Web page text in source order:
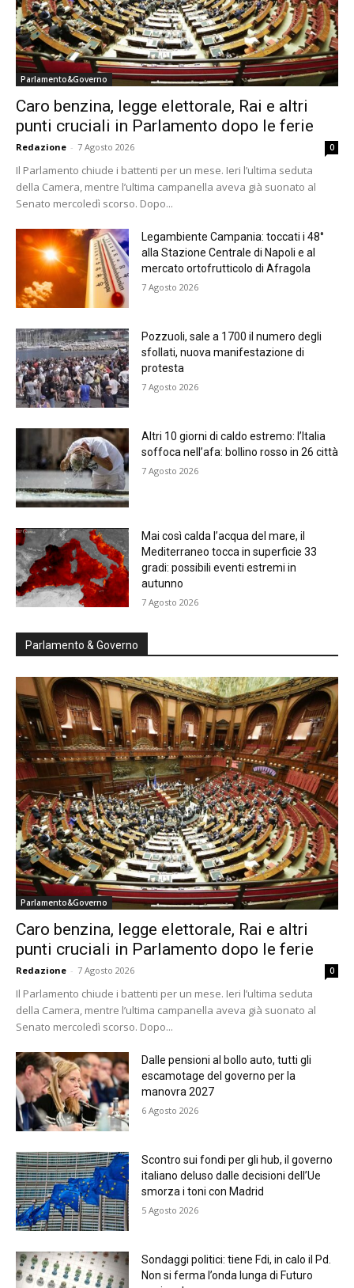
Parlamento&Governo
Caro benzina, legge elettorale, Rai e altri
punti cruciali in Parlamento dopo le ferie
Redazione - 7 Agosto 2026 0
Il Parlamento chiude i battenti per un mese. Ieri l’ultima seduta
della Camera, mentre l’ultima campanella aveva già suonato al
Senato mercoledì scorso. Dopo...
Legambiente Campania: toccati i 48°
alla Stazione Centrale di Napoli e al
mercato ortofrutticolo di Afragola
7 Agosto 2026
Pozzuoli, sale a 1700 il numero degli
sfollati, nuova manifestazione di
protesta
7 Agosto 2026
Altri 10 giorni di caldo estremo: l’Italia
soffoca nell’afa: bollino rosso in 26 città
7 Agosto 2026
Mai così calda l’acqua del mare, il
Mediterraneo tocca in superficie 33
gradi: possibili eventi estremi in
autunno
7 Agosto 2026
Parlamento & Governo
Parlamento&Governo
Caro benzina, legge elettorale, Rai e altri
punti cruciali in Parlamento dopo le ferie
Redazione - 7 Agosto 2026 0
Il Parlamento chiude i battenti per un mese. Ieri l’ultima seduta
della Camera, mentre l’ultima campanella aveva già suonato al
Senato mercoledì scorso. Dopo...
Dalle pensioni al bollo auto, tutti gli
escamotage del governo per la
manovra 2027
6 Agosto 2026
Scontro sui fondi per gli hub, il governo
italiano deluso dalle decisioni dell’Ue
smorza i toni con Madrid
5 Agosto 2026
Sondaggi politici: tiene Fdi, in calo il Pd.
Non si ferma l’onda lunga di Futuro